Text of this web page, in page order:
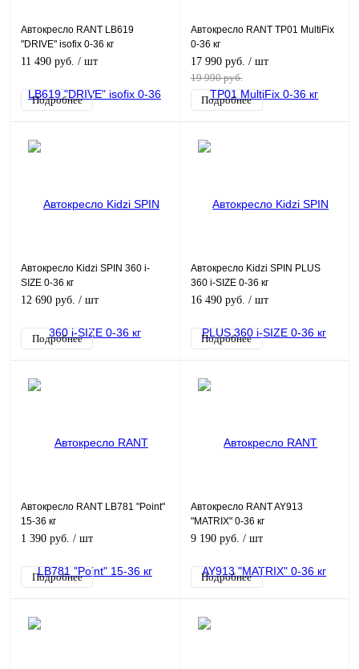
Автокресло RANT LB619
"DRIVE" isofix 0-36 кг
11 490 руб. / шт
Подробнее
Автокресло RANT TP01 MultiFix
0-36 кг
17 990 руб. / шт
19 990 руб.
Подробнее
Автокресло Kidzi SPIN 360 i-
SIZE 0-36 кг
12 690 руб. / шт
Подробнее
Автокресло Kidzi SPIN PLUS
360 i-SIZE 0-36 кг
16 490 руб. / шт
Подробнее
Автокресло RANT LB781 "Point"
15-36 кг
1 390 руб. / шт
Подробнее
Автокресло RANT AY913
"MATRIX" 0-36 кг
9 190 руб. / шт
Подробнее